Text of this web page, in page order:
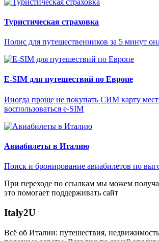
Туристическая страховка
Полис для путешественников за 5 минут
E-SIM для путешествий по Европе
Иногда проще не покупать СИМ карту
воспользоваться e-SIM
Авиабилеты в Италию
Поиск и бронирование авиабилетов по
При переходе по ссылкам мы можем
это помогает поддерживать сайт
Italy2U
Всё об Италии: путешествия,